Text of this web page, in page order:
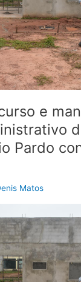
e
Pardo
Matos